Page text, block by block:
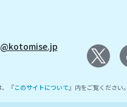
、『このサイトについて』内をご覧ください。